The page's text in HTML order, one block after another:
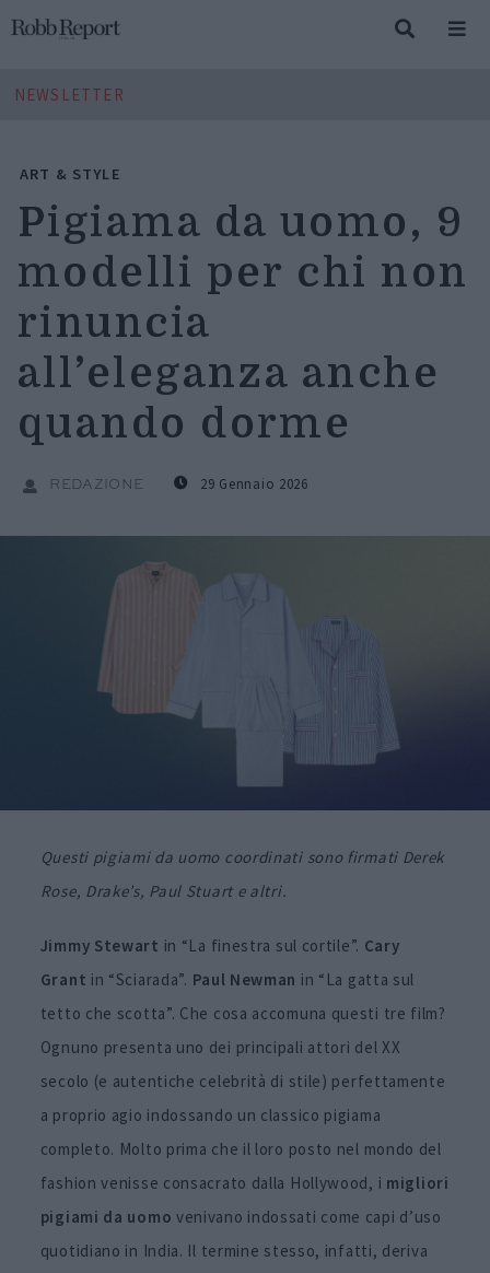
NEWSLETTER
ART & STYLE
Pigiama da uomo, 9
modelli per chi non
rinuncia
all’eleganza anche
quando dorme
REDAZIONE 29 Gennaio 2026
Questi pigiami da uomo coordinati sono firmati Derek
Rose, Drake’s, Paul Stuart e altri.
Jimmy Stewart in “La finestra sul cortile”. Cary
Grant in “Sciarada”. Paul Newman in “La gatta sul
tetto che scotta”. Che cosa accomuna questi tre film?
Ognuno presenta uno dei principali attori del XX
secolo (e autentiche celebrità di stile) perfettamente
a proprio agio indossando un classico pigiama
completo. Molto prima che il loro posto nel mondo del
fashion venisse consacrato dalla Hollywood, i migliori
pigiami da uomo venivano indossati come capi d’uso
quotidiano in India. Il termine stesso, infatti, deriva